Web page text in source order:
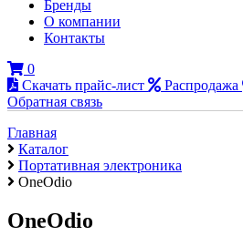
Бренды
О компании
Контакты
0
Скачать прайс-лист
Распродажа
Обратная связь
Главная
Каталог
Портативная электроника
OneOdio
OneOdio